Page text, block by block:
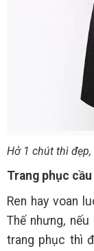
Hở 1 chút thì
Trang phục
Ren hay voan
Thế nhưng,
trang phục thì